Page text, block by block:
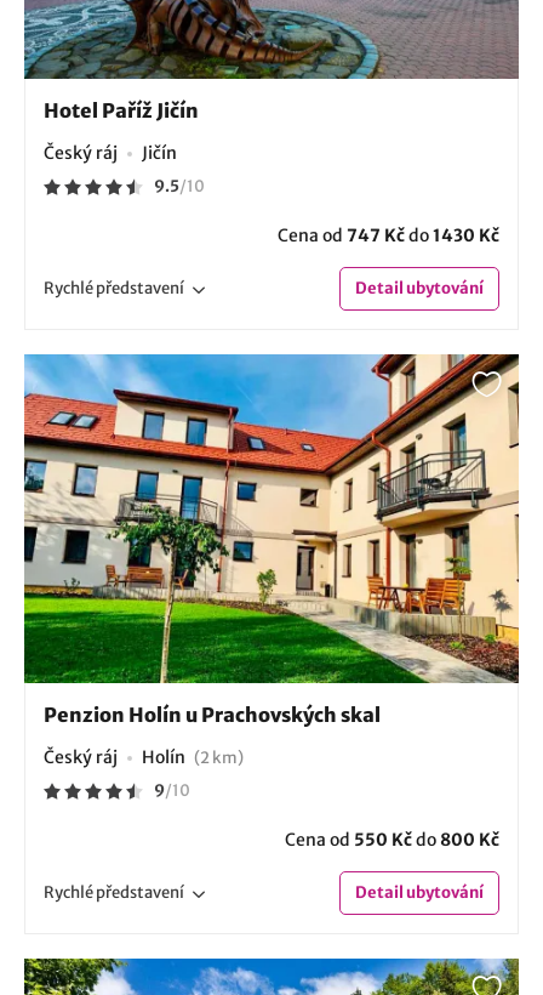
Hotel Paříž Jičín
Český ráj Jičín
9.5/10
Cena od 747 Kčdo1430 Kč
Rychlépředstavení Detailubytování
Penzion Holín u Prachovských skal
Český ráj Holín (2 km)
9/10
Cena od 550 Kčdo 800 Kč
Rychlépředstavení Detailubytování